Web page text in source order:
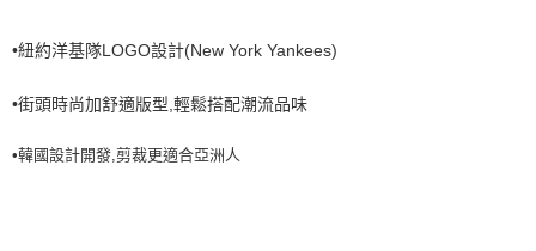
全家取貨<不支援離島取退>
每筆NT$60，滿NT$499(含以上)免運費
•紐約洋基隊LOGO設計(New York Yankees)
•街頭時尚加舒適版型,輕鬆搭配潮流品味
•韓國設計開發,剪裁更適合亞洲人